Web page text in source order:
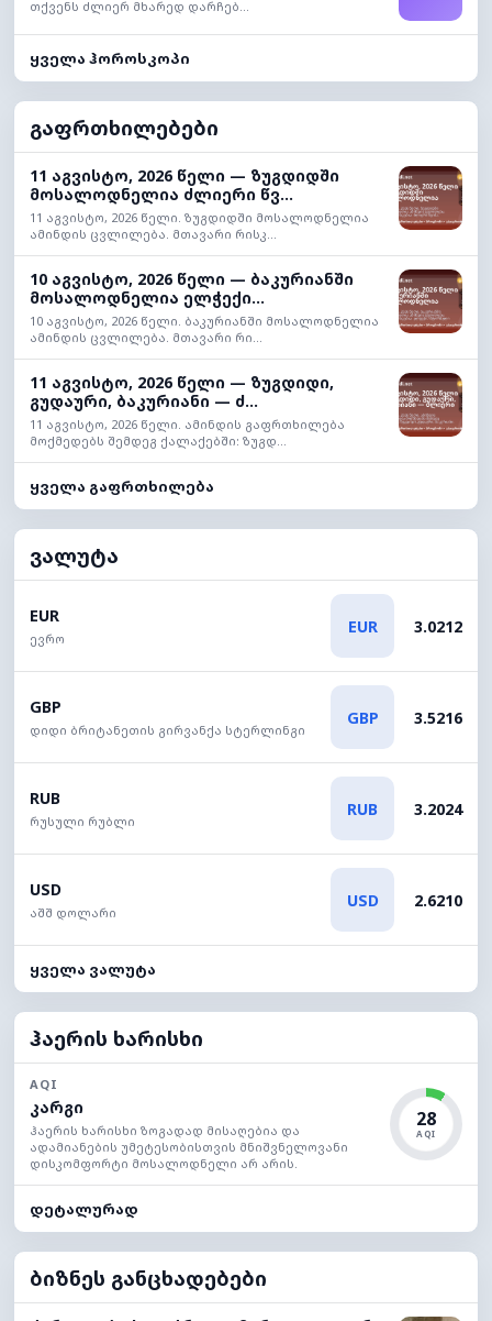
თქვენს ძლიერ მხარედ დარჩებ...
ყველა ჰოროსკოპი
გაფრთხილებები
11 აგვისტო, 2026 წელი — ზუგდიდში
მოსალოდნელია ძლიერი წვ...
11 აგვისტო, 2026 წელი. ზუგდიდში მოსალოდნელია
ამინდის ცვლილება. მთავარი რისკ...
10 აგვისტო, 2026 წელი — ბაკურიანში
მოსალოდნელია ელჭექი...
10 აგვისტო, 2026 წელი. ბაკურიანში მოსალოდნელია
ამინდის ცვლილება. მთავარი რი...
11 აგვისტო, 2026 წელი — ზუგდიდი,
გუდაური, ბაკურიანი — ძ...
11 აგვისტო, 2026 წელი. ამინდის გაფრთხილება
მოქმედებს შემდეგ ქალაქებში: ზუგდ...
ყველა გაფრთხილება
ვალუტა
EUR
ევრო
EUR 3.0212
GBP
დიდი ბრიტანეთის გირვანქა სტერლინგი
GBP 3.5216
RUB
რუსული რუბლი
RUB 3.2024
USD
აშშ დოლარი
USD 2.6210
ყველა ვალუტა
ჰაერის ხარისხი
AQI
კარგი
ჰაერის ხარისხი ზოგადად მისაღებია და
ადამიანების უმეტესობისთვის მნიშვნელოვანი
დისკომფორტი მოსალოდნელი არ არის.
28
AQI
დეტალურად
ბიზნეს განცხადებები